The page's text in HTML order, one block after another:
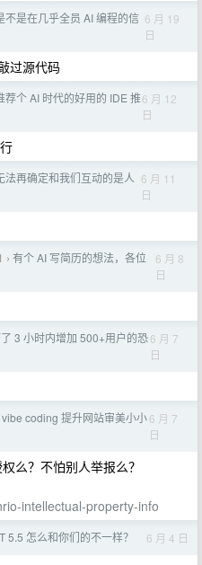
不是在几乎全员 AI 编程的信 6 月 19
日
过源代码
荐个 AI 时代的好用的 IDE 推6 月 12
日
法再确定和我们互动的是人 6 月 11
日
› 有个 AI 写简历的想法，各位
6 月 8
日
3 小时内增加 500+用户的恐6 月 7
日
vibe coding 提升网站审美小小6 月 7
日
么？不怕别人举报么？
intellectual-property-info
5.5 怎么和你们的不一样？ 6 月 4 日